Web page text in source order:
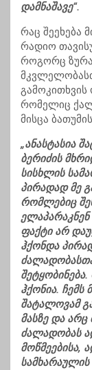
დამნაშავე“.
რაც შეეხება
რადიო
როგორც
გამოკითხვის
რომელიც
მისცა
„ანასტასია
ბერიძის
სისხლის
პირადად მე
რომლებიც
ელაპარაკნენ
ფაქტი არ
ჰქონდა
ჰქონია. ჩემს
შატალოვამ
მასზე და არც
ძალადობას
მოწმეებისა,
სამხარაულის